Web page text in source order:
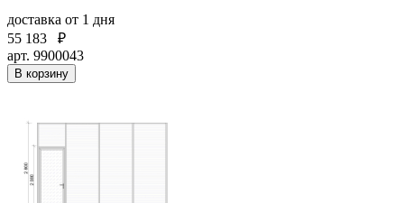
доставка от 1 дня
55 183
₽
арт. 9900043
В корзину